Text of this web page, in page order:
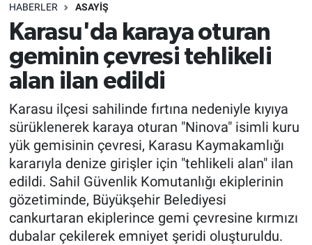
HABERLER ASAYİŞ
Karasu'da karaya oturan
geminin çevresi tehlikeli
alan ilan edildi
Karasu ilçesi sahilinde fırtına nedeniyle kıyıya
sürüklenerek karaya oturan "Ninova" isimli kuru
yük gemisinin çevresi, Karasu Kaymakamlığı
kararıyla denize girişler için "tehlikeli alan" ilan
edildi. Sahil Güvenlik Komutanlığı ekiplerinin
gözetiminde, Büyükşehir Belediyesi
cankurtaran ekiplerince gemi çevresine kırmızı
dubalar çekilerek emniyet şeridi oluşturuldu.